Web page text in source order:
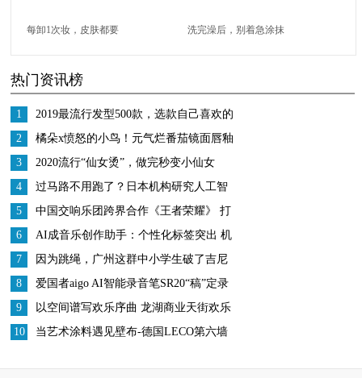
每卸1次妆，皮肤都要 洗完澡后，别着急涂抹
热门资讯榜
1
2019最流行发型500款，选款自己喜欢的
美美跨年
2
橘朵x愤怒的小鸟！元气烂番茄镜面唇釉
3
2020流行“仙女烫”，做完秒变小仙女
4
过马路不用跑了？日本机构研究人工智
能指挥交通
5
中国交响乐团跨界合作《王者荣耀》 打
造中国数字文化IP
6
AI成音乐创作助手：个性化标签突出 机
遇挑战并存
7
因为跳绳，广州这群中小学生破了吉尼
斯世界纪录、跳进了大银屏
8
爱国者aigo AI智能录音笔SR20“稿”定录
音转文字 工作从未如此
9
以空间谱写欢乐序曲 龙湖商业天街欢乐
季全国开启
10 当艺术涂料遇见壁布-德国LECO第六墙